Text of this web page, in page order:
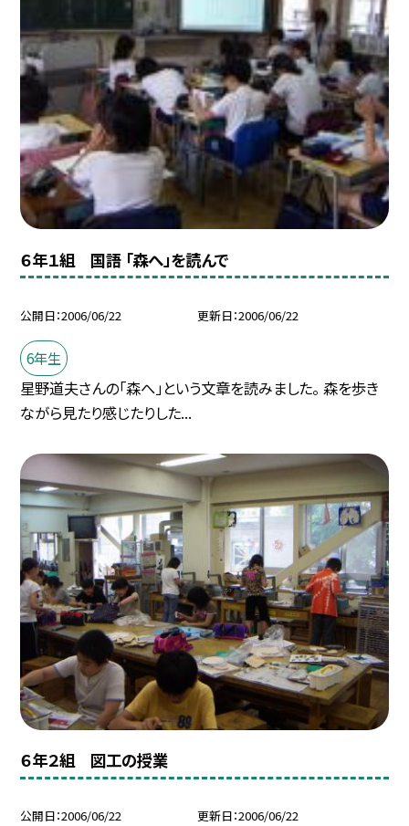
６年１組 国語 「森へ」を読んで
公開日 2006/06/22 更新日 2006/06/22
6年生
星野道夫さんの「森へ」という文章を読みました。 森を歩き
ながら見たり感じたりした...
６年２組 図工の授業
公開日 2006/06/22 更新日 2006/06/22